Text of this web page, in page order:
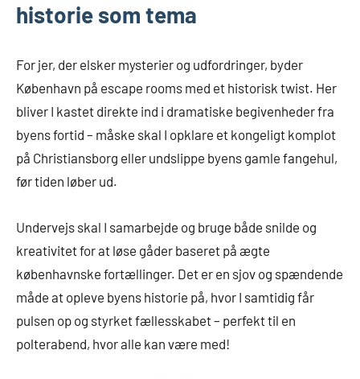
historie som tema
For jer, der elsker mysterier og udfordringer, byder
København på escape rooms med et historisk twist. Her
bliver I kastet direkte ind i dramatiske begivenheder fra
byens fortid – måske skal I opklare et kongeligt komplot
på Christiansborg eller undslippe byens gamle fangehul,
før tiden løber ud.
Undervejs skal I samarbejde og bruge både snilde og
kreativitet for at løse gåder baseret på ægte
københavnske fortællinger. Det er en sjov og spændende
måde at opleve byens historie på, hvor I samtidig får
pulsen op og styrket fællesskabet – perfekt til en
polterabend, hvor alle kan være med!